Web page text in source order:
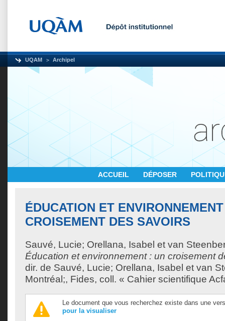
UQAM Archipel
ACCUEIL DÉPOSER
ÉDUCATION ET
CROISEMENT DES SAVOIRS
Sauvé, Lucie; Orellana, Isabel et van
Éducation et environnement : un croisement
dir. de Sauvé, Lucie; Orellana, Isabel et van
Montréal;, Fides, coll. « Cahier scientifique
Le document que vous recherchez existe dans une
pour la visualiser